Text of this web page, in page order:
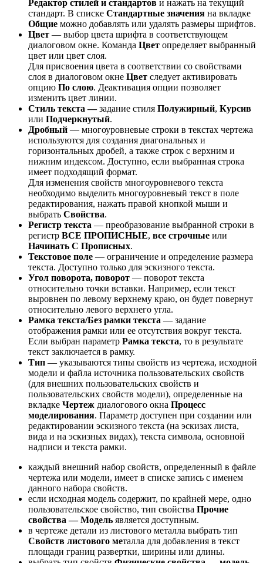
Редактор стилей и стандартов и нажать на текущий
стандарт. В списке Стандартные значения на вкладке
Общие можно добавлять или удалять размеры шрифтов.
Цвет — выбор цвета шрифта в соответствующем
диалоговом окне. Команда Цвет определяет выбранный
цвет или цвет слоя.
Для присвоения цвета в соответствии со свойствами
слоя в диалоговом окне Цвет следует активировать
опцию По слою. Деактивация опции позволяет
изменить цвет линии.
Стиль текста —задание стиля Полужирный, Курсив
или Подчеркнутый.
Дробный — многоуровневые строки в текстах чертежа
используются для создания диагональных и
горизонтальных дробей, а также строк с верхним и
нижним индексом. Доступно, если выбранная строка
имеет подходящий формат.
Для изменения свойств многоуровневого текста
необходимо выделить многоуровневый текст в поле
редактирования, нажать правой кнопкой мыши и
выбрать Свойства.
Регистр текста — преобразование выбранной строки в
регистр ВСЕ ПРОПИСНЫЕ, все строчные или
Начинать С Прописных.
Текстовое поле — ограничение и определение размера
текста. Доступно только для эскизного текста.
Угол поворота, поворот — поворот текста
относительно точки вставки. Например, если текст
выровнен по левому верхнему краю, он будет повернут
относительно левого верхнего угла.
Рамка текста/Без рамки текста — задание
отображения рамки или ее отсутствия вокруг текста.
Если выбран параметр Рамка текста, то в результате
текст заключается в рамку.
Тип — указываются типы свойств из чертежа, исходной
модели и файла источника пользовательских свойств
(для внешних пользовательских свойств и
пользовательских свойств модели), определенные на
вкладке Чертеж диалогового окна Процесс
моделирования. Параметр доступен при создании или
редактировании эскизного текста (на эскизах листа,
вида и на эскизных видах), текста символа, основной
надписи и текста рамки.
каждый внешний набор свойств, определенный в файле
чертежа или модели, имеет в списке запись с именем
данного набора свойств.
если исходная модель содержит, по крайней мере, одно
пользовательское свойство, тип свойства Прочие
свойства — Модель является доступным.
в чертеже детали из листового металла выбрать тип
Свойств листового металла для добавления в текст
площади границ развертки, ширины или длины.